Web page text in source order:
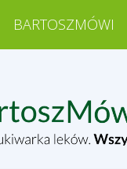
BARTOSZMÓWI